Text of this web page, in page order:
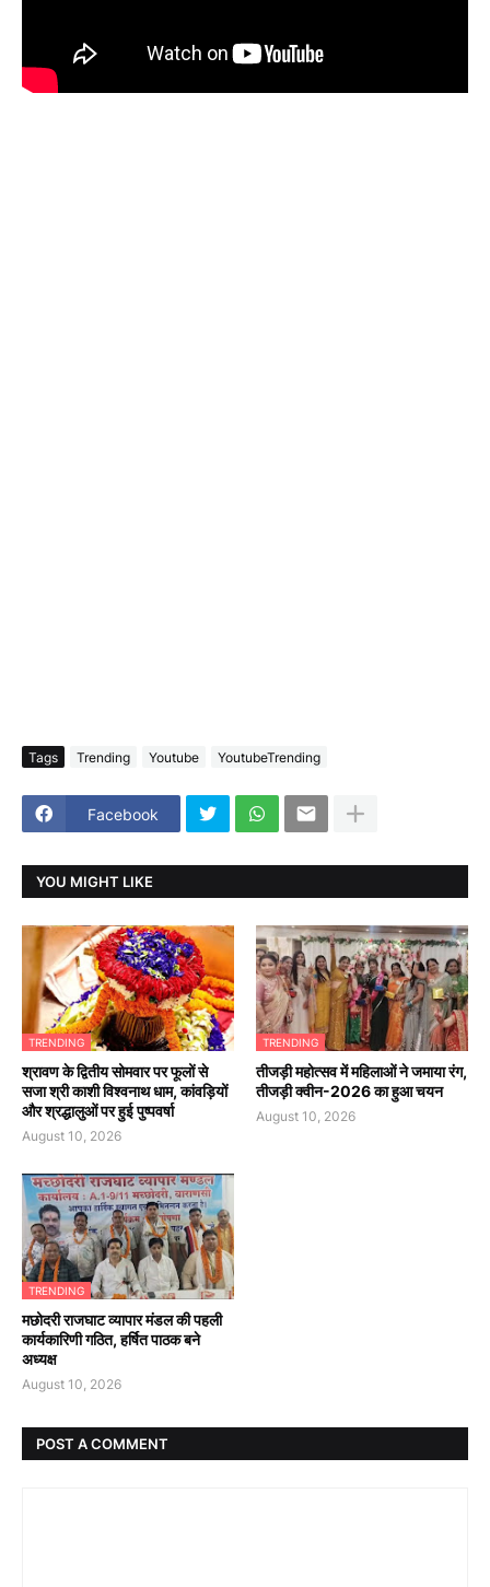
Tags Trending Youtube YoutubeTrending
Facebook
YOU MIGHT LIKE
TRENDING
श्रावण के द्वितीय सोमवार पर फूलों से
सजा श्री काशी विश्वनाथ धाम, कांवड़ियों
और श्रद्धालुओं पर हुई पुष्पवर्षा
August 10, 2026
TRENDING
तीजड़ी महोत्सव में महिलाओं ने जमाया रंग,
तीजड़ी क्वीन-2026 का हुआ चयन
August 10, 2026
TRENDING
मछोदरी राजघाट व्यापार मंडल की पहली
कार्यकारिणी गठित, हर्षित पाठक बने
अध्यक्ष
August 10, 2026
POST A COMMENT